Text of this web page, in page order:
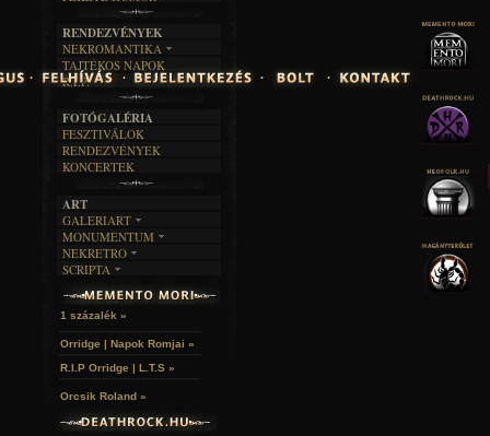
FORDÍTÁSOK
DALSZÖVEGEK
MŰVÉSZET
ÍRÁSTÖRTÉNET
SZÖVEGES
RENDEZVÉNYEK
NEKROMANTIKA
AKTUÁLIS
A MÚLT
TAJTÉKOS NAPOK
R.I.P.
FOTÓGALÉRIA
FESZTIVÁLOK
RENDEZVÉNYEK
KONCERTEK
ART
GALERIART
ARTGALERI
KÉPREGÉNYEK
LAKÁSKULTS
MONUMENTUM
TEMETŐK
TEMPLOMOK
VÁRAK
HELYEK
NEKRETRO
SZUBKULT
FEKETE LYUK
RELIKVIÁK
SCRIPTA
NOVELLÁK
VERSEK
1 százalék »
Orridge | Napok Romjai »
R.I.P Orridge | L.T.S »
Orcsik Roland »